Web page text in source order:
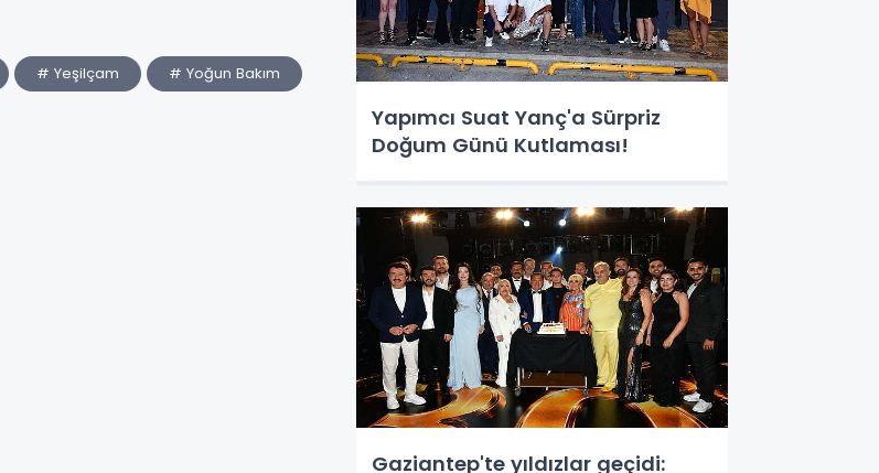
# Yeşilçam
# Yoğun Bakım
Yapımcı Suat Yanç'a Sürpriz
Doğum Günü Kutlaması!
Gaziantep'te yıldızlar geçidi: